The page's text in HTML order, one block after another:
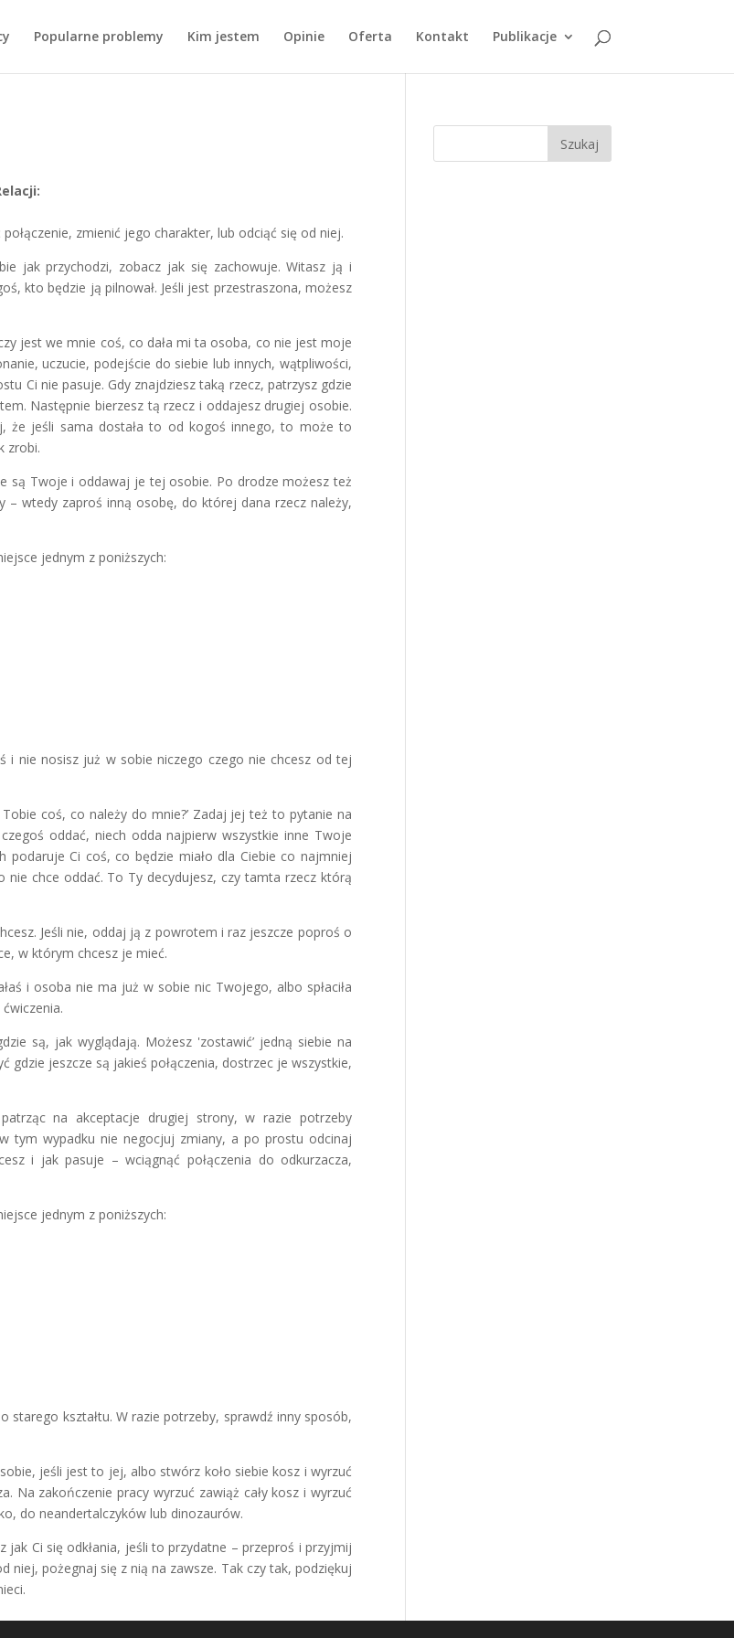
Popularne problemy Kim jestem Opinie Oferta Kontakt Publikacje
zmienić jego charakter, lub odciąć się od niej.
jak przychodzi, zobacz jak się zachowuje. Witasz ją i
kto będzie ją pilnował. Jeśli jest przestraszona, możesz
jest we mnie coś, co dała mi ta osoba, co nie jest moje
uczucie, podejście do siebie lub innych, wątpliwości,
Ci nie pasuje. Gdy znajdziesz taką rzecz, patrzysz gdzie
Następnie bierzesz tą rzecz i oddajesz drugiej osobie.
że jeśli sama dostała to od kogoś innego, to może to
zrobi.
są Twoje i oddawaj je tej osobie. Po drodze możesz też
– wtedy zaproś inną osobę, do której dana rzecz należy,
jednym z poniższych:
i nie nosisz już w sobie niczego czego nie chcesz od tej
coś, co należy do mnie?’ Zadaj jej też to pytanie na
oddać, niech odda najpierw wszystkie inne Twoje
Ci coś, co będzie miało dla Ciebie co najmniej
chce oddać. To Ty decydujesz, czy tamta rzecz którą
Jeśli nie, oddaj ją z powrotem i raz jeszcze poproś o
w którym chcesz je mieć.
i osoba nie ma już w sobie nic Twojego, albo spłaciła
są, jak wyglądają. Możesz 'zostawić’ jedną siebie na
jeszcze są jakieś połączenia, dostrzec je wszystkie,
na akceptacje drugiej strony, w razie potrzeby
tym wypadku nie negocjuj zmiany, a po prostu odcinaj
i jak pasuje – wciągnąć połączenia do odkurzacza,
jednym z poniższych:
starego kształtu. W razie potrzeby, sprawdź inny sposób,
jeśli jest to jej, albo stwórz koło siebie kosz i wyrzuć
Na zakończenie pracy wyrzuć zawiąż cały kosz i wyrzuć
do neandertalczyków lub dinozaurów.
Ci się odkłania, jeśli to przydatne – przeproś i przyjmij
niej, pożegnaj się z nią na zawsze. Tak czy tak, podziękuj